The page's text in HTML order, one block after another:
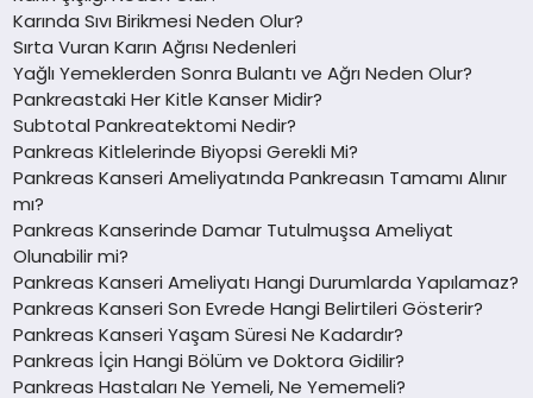
Karında Sıvı Birikmesi Neden Olur?
Sırta Vuran Karın Ağrısı Nedenleri
Yağlı Yemeklerden Sonra Bulantı ve Ağrı Neden Olur?
Pankreastaki Her Kitle Kanser Midir?
Subtotal Pankreatektomi Nedir?
Pankreas Kitlelerinde Biyopsi Gerekli Mi?
Pankreas Kanseri Ameliyatında Pankreasın Tamamı Alınır
mı?
Pankreas Kanserinde Damar Tutulmuşsa Ameliyat
Olunabilir mi?
Pankreas Kanseri Ameliyatı Hangi Durumlarda Yapılamaz?
Pankreas Kanseri Son Evrede Hangi Belirtileri Gösterir?
Pankreas Kanseri Yaşam Süresi Ne Kadardır?
Pankreas İçin Hangi Bölüm ve Doktora Gidilir?
Pankreas Hastaları Ne Yemeli, Ne Yememeli?